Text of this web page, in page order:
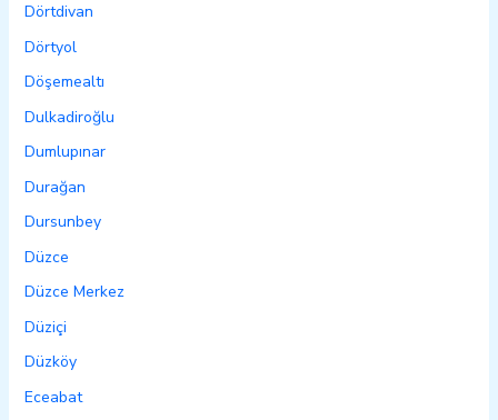
Dörtdivan
Dörtyol
Döşemealtı
Dulkadiroğlu
Dumlupınar
Durağan
Dursunbey
Düzce
Düzce Merkez
Düziçi
Düzköy
Eceabat